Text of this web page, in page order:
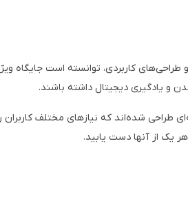
طراحی‌های کاربردی، توانسته است جایگاه
و یادگیری دیجیتال داشته باشند.
طراحی شده‌اند که نیازهای مختلف
یک از آنها دست یابید.